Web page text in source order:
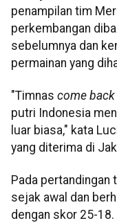
penampilan tim
perkembangan
sebelumnya dan
permainan yang
"Timnas come
putri Indonesia
luar biasa," kata
yang diterima di
Pada
sejak awal dan
dengan skor 25-18.